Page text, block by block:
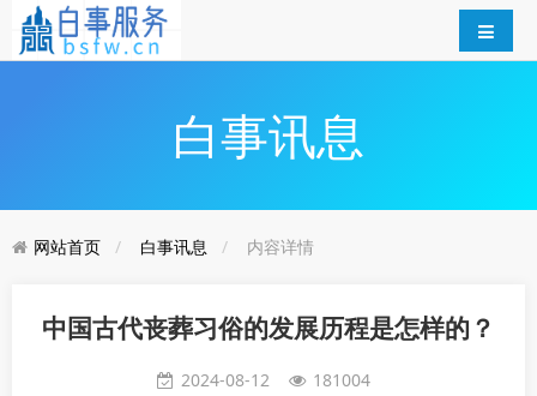
白事讯息
网站首页 白事讯息 内容详情
中国古代丧葬习俗的发展历程是怎样的？
2024-08-12 181004